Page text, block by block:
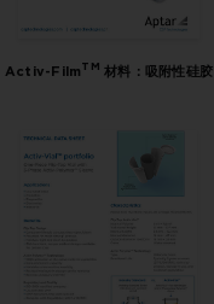
Activ-FilmTM 材料：吸附性硅胶